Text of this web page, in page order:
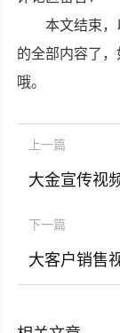
本文结束
的全部内容了，
哦。
上一篇
大金宣传视
下一篇
大客户销售